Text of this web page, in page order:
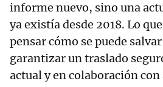
informe nuevo, sino una
ya existía desde 2018. Lo
pensar cómo se puede
garantizar un traslado
actual y en colaboración con